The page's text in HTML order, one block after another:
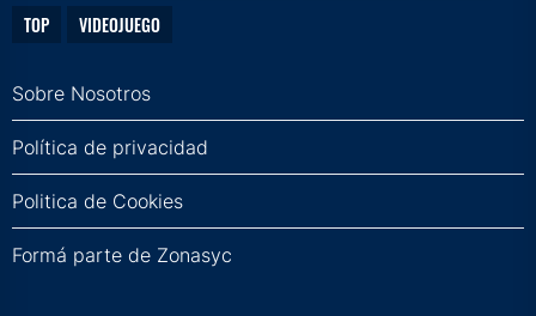
TOP
VIDEOJUEGO
Sobre Nosotros
Política de privacidad
Politica de Cookies
Formá parte de Zonasyc